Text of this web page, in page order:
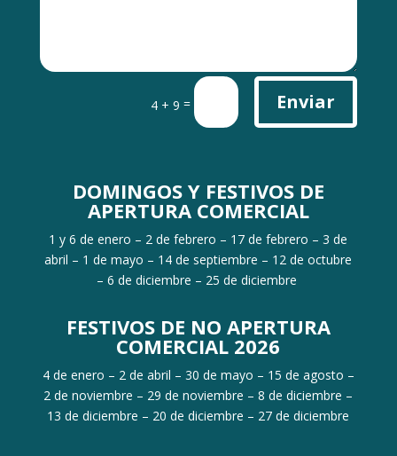
4 + 9 = Enviar
DOMINGOS Y FESTIVOS DE
APERTURA COMERCIAL
1 y 6 de enero – 2 de febrero – 17 de febrero – 3 de
abril – 1 de mayo – 14 de septiembre – 12 de octubre
– 6 de diciembre – 25 de diciembre
FESTIVOS DE NO APERTURA
COMERCIAL 2026
4 de enero – 2 de abril – 30 de mayo – 15 de agosto –
2 de noviembre – 29 de noviembre – 8 de diciembre –
13 de diciembre – 20 de diciembre – 27 de diciembre